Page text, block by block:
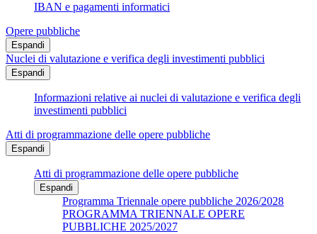
IBAN e pagamenti informatici
Opere pubbliche
Espandi
Nuclei di valutazione e verifica degli investimenti pubblici
Espandi
Informazioni relative ai nuclei di valutazione e verifica degli
investimenti pubblici
Atti di programmazione delle opere pubbliche
Espandi
Atti di programmazione delle opere pubbliche
Espandi
Programma Triennale opere pubbliche 2026/2028
PROGRAMMA TRIENNALE OPERE
PUBBLICHE 2025/2027